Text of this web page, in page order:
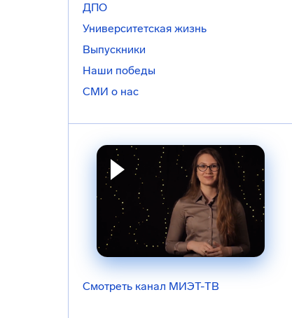
ДПО
Университетская жизнь
Выпускники
Наши победы
СМИ о нас
Смотреть канал МИЭТ-ТВ